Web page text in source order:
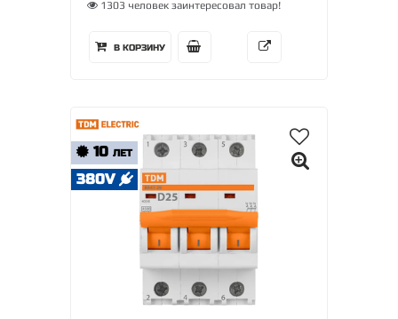
1303 человек заинтересовал товар!
В КОРЗИНУ
10 ЛЕТ
380V